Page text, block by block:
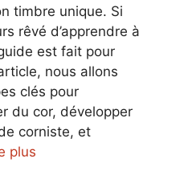
timbre unique. Si
rêvé d’apprendre à
est fait pour
nous allons
clés pour
du cor, développer
corniste, et
plus